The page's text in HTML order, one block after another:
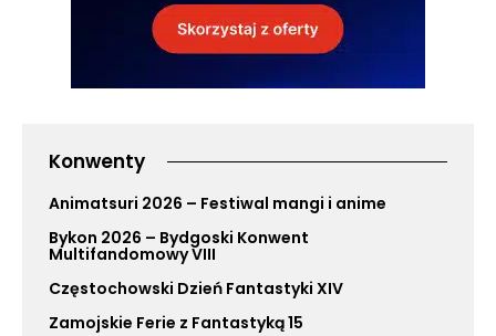
Konwenty
Animatsuri 2026 – Festiwal mangi i anime
Bykon 2026 – Bydgoski Konwent
Multifandomowy VIII
Częstochowski Dzień Fantastyki XIV
Zamojskie Ferie z Fantastyką 15